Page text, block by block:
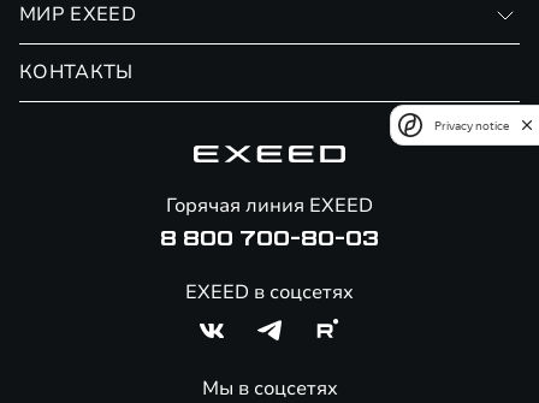
Страхование
Сервис
Помощь на дорогах
МИР EXEED
КОНТАКТЫ
Горячая линия EXEED
8 800 700-80-03
EXEED в соцсетях
Мы в соцсетях
Privacy notice